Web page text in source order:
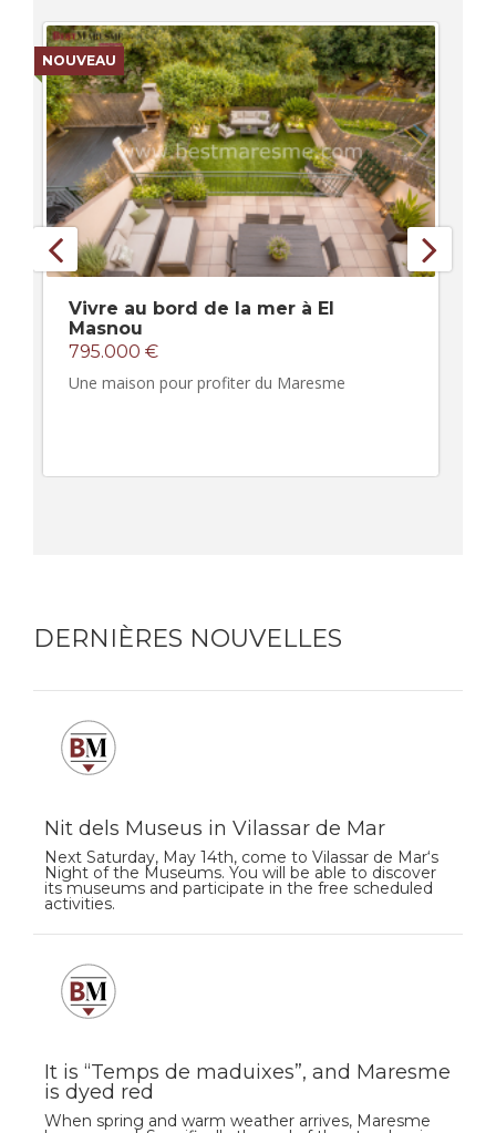
NOUVEAU
Vivre au bord de la mer à El
Masnou
795.000 €
Une maison pour profiter du Maresme
DERNIÈRES NOUVELLES
Nit dels Museus in Vilassar de Mar
Next Saturday, May 14th, come to Vilassar de Mar‘s
Night of the Museums. You will be able to discover
its museums and participate in the free scheduled
activities.
It is “Temps de maduixes”, and Maresme
is dyed red
When spring and warm weather arrives, Maresme